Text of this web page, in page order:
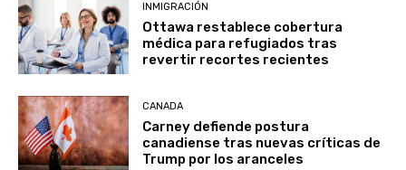
INMIGRACIÓN
Ottawa restablece cobertura
médica para refugiados tras
revertir recortes recientes
CANADA
Carney defiende postura
canadiense tras nuevas críticas de
Trump por los aranceles